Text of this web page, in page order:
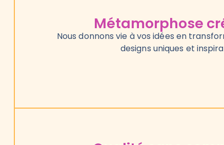
Métamorphose
Nous donnons vie à vos idées en
designs uniques et